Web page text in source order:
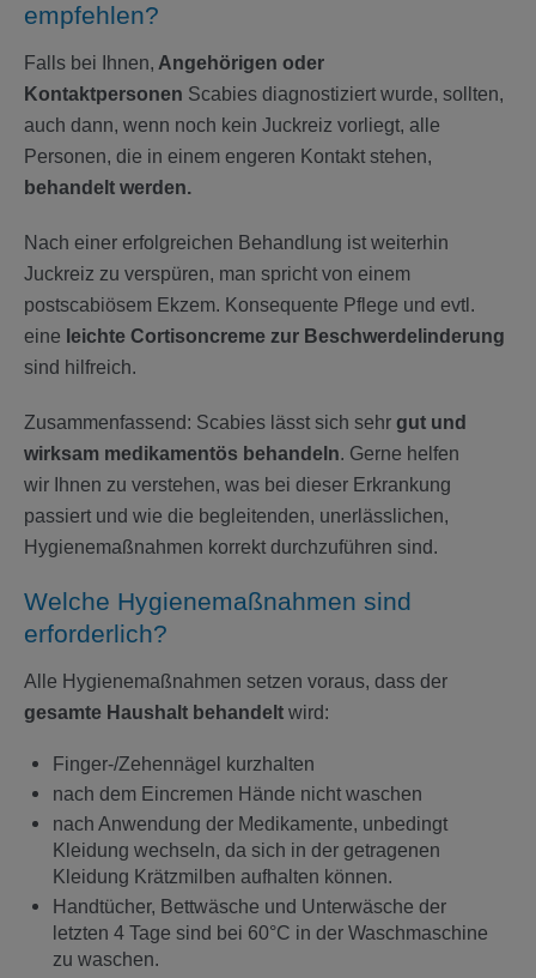
empfehlen?
Falls bei Ihnen, Angehörigen oder
Kontaktpersonen Scabies diagnostiziert wurde, sollten,
auch dann, wenn noch kein Juckreiz vorliegt, alle
Personen, die in einem engeren Kontakt stehen,
behandelt werden.
Nach einer erfolgreichen Behandlung ist weiterhin
Juckreiz zu verspüren, man spricht von einem
postscabiösem Ekzem. Konsequente Pflege und evtl.
eine leichte Cortisoncreme zur Beschwerdelinderung
sind hilfreich.
Zusammenfassend: Scabies lässt sich sehr gut und
wirksam medikamentös behandeln. Gerne helfen
wir Ihnen zu verstehen, was bei dieser Erkrankung
passiert und wie die begleitenden, unerlässlichen,
Hygienemaßnahmen korrekt durchzuführen sind.
Welche Hygienemaßnahmen sind
erforderlich?
Alle Hygienemaßnahmen setzen voraus, dass der
gesamte Haushalt behandelt wird:
Finger-/Zehennägel kurzhalten
nach dem Eincremen Hände nicht waschen
nach Anwendung der Medikamente, unbedingt
Kleidung wechseln, da sich in der getragenen
Kleidung Krätzmilben aufhalten können.
Handtücher, Bettwäsche und Unterwäsche der
letzten 4 Tage sind bei 60°C in der Waschmaschine
zu waschen.